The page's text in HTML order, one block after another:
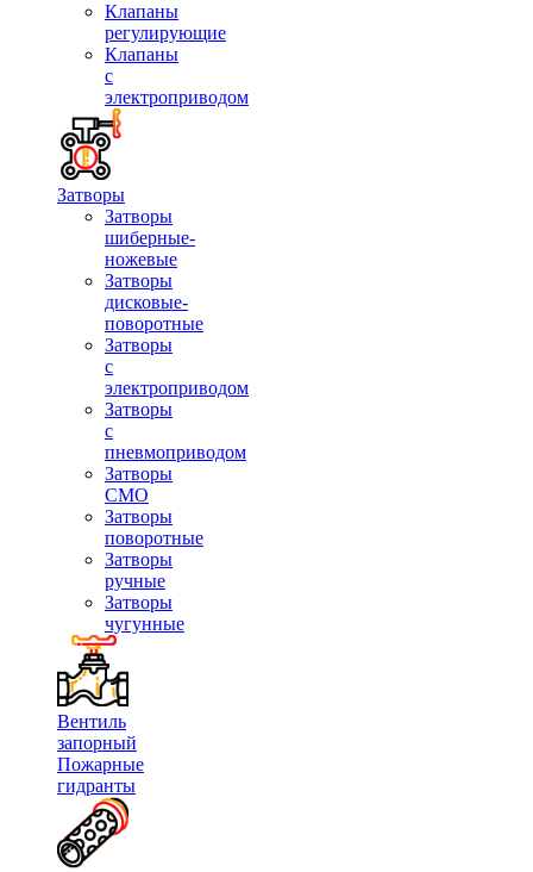
Клапаны
регулирующие
Клапаны
с
электроприводом
Затворы
Затворы
шиберные-
ножевые
Затворы
дисковые-
поворотные
Затворы
с
электроприводом
Затворы
с
пневмоприводом
Затворы
СМО
Затворы
поворотные
Затворы
ручные
Затворы
чугунные
Вентиль
запорный
Пожарные
гидранты